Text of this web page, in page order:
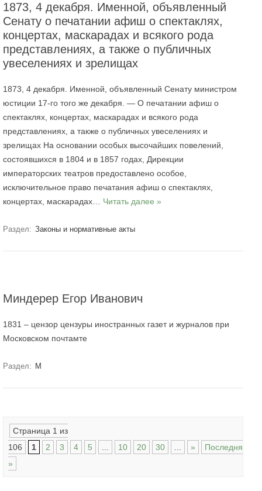
1873, 4 декабря. Именной, объявленный
Сенату о печатании афиш о спектаклях,
концертах, маскарадах и всякого рода
представлениях, а также о публичных
увеселениях и зрелищах
1873, 4 декабря. Именной, объявленный Сенату министром
юстиции 17‑го того же декабря. — О печатании афиш о
спектаклях, концертах, маскарадах и всякого рода
представлениях, а также о публичных увеселениях и
зрелищах На основании особых высочайших повелений,
состоявшихся в 1804 и в 1857 годах, Дирекции
императорских театров предоставлено особое,
исключительное право печатания афиш о спектаклях,
концертах, маскарадах… Читать далее »
Раздел: Законы и нормативные акты
Миндерер Егор Иванович
1831 – цензор цензуры иностранных газет и журналов при
Московском почтамте
Раздел: М
Навигация по записям
Страница 1 из
106
1 2 3 4 5 10 20 30 »
Последняя
»